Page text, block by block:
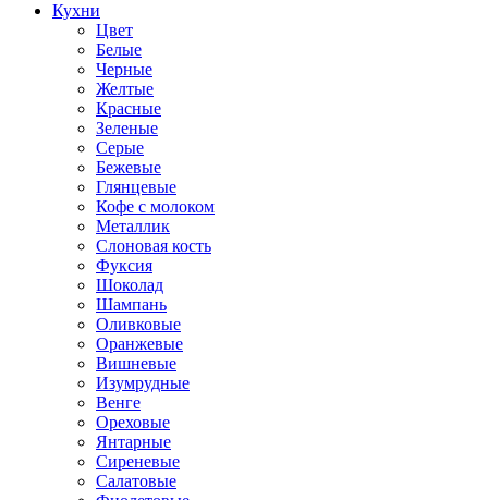
Кухни
Цвет
Белые
Черные
Желтые
Красные
Зеленые
Серые
Бежевые
Глянцевые
Кофе с молоком
Металлик
Слоновая кость
Фуксия
Шоколад
Шампань
Оливковые
Оранжевые
Вишневые
Изумрудные
Венге
Ореховые
Янтарные
Сиреневые
Салатовые